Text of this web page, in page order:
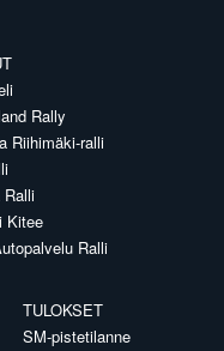
Rally
Riihimäki-ralli
Kitee
Ralli
TULOKSET
SM-pistetilanne